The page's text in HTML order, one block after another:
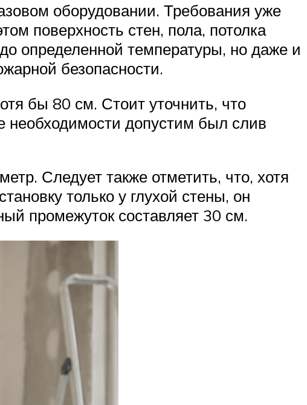
оборудовании. Требования уже
поверхность стен, пола, потолка
определенной температуры, но даже и
безопасности.
бы 80 см. Стоит уточнить, что
необходимости допустим был слив
Следует также отметить, что, хотя
только у глухой стены, он
промежуток составляет 30 см.